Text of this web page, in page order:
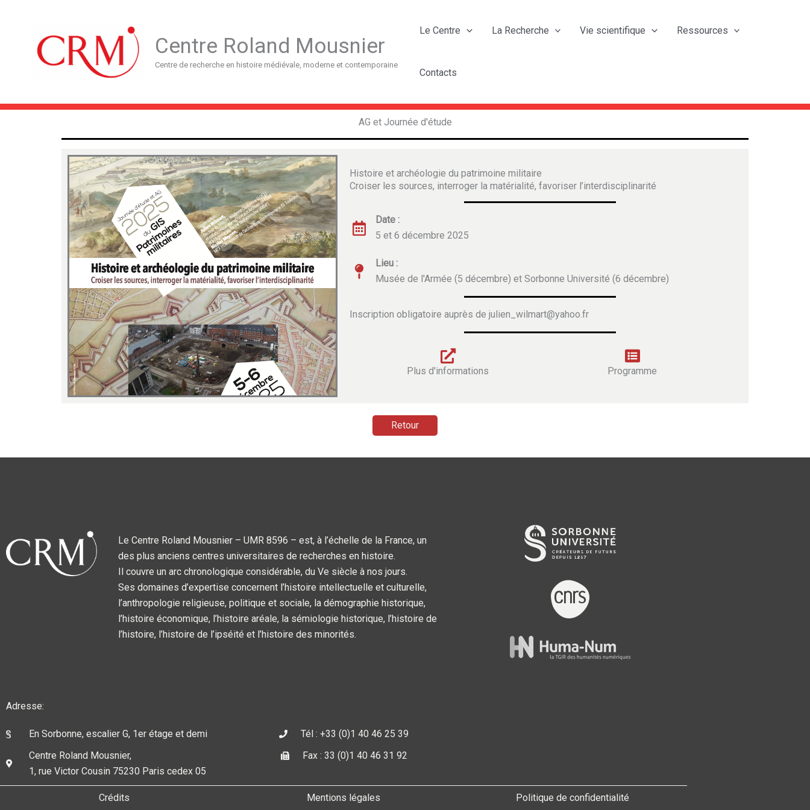
Centre Roland Mousnier
Centre de recherche en histoire médiévale, moderne et contemporaine
Le Centre La Recherche Vie scientifique Ressources
Contacts
AG et Journée d'étude
Histoire et archéologie du patrimoine militaire
Croiser les sources, interroger la matérialité, favoriser l’interdisciplinarité
Date :
5 et 6 décembre 2025
Lieu :
Musée de l'Armée (5 décembre) et Sorbonne Université (6 décembre)
Inscription obligatoire auprès de julien_wilmart@yahoo.fr
Plus d'informations Programme
Retour
Le Centre Roland Mousnier – UMR 8596 – est, à l’échelle de la France, un
des plus anciens centres universitaires de recherches en histoire.
Il couvre un arc chronologique considérable, du Ve siècle à nos jours.
Ses domaines d’expertise concernent l’histoire intellectuelle et culturelle,
l’anthropologie religieuse, politique et sociale, la démographie historique,
l’histoire économique, l’histoire aréale, la sémiologie historique, l’histoire de
l’histoire, l’histoire de l’ipséité et l’histoire des minorités.
Adresse:
En Sorbonne, escalier G, 1er étage et demi
Centre Roland Mousnier,
1, rue Victor Cousin 75230 Paris cedex 05
Tél : +33 (0)1 40 46 25 39
Fax : 33 (0)1 40 46 31 92
Crédits Mentions légales Politique de confidentialité